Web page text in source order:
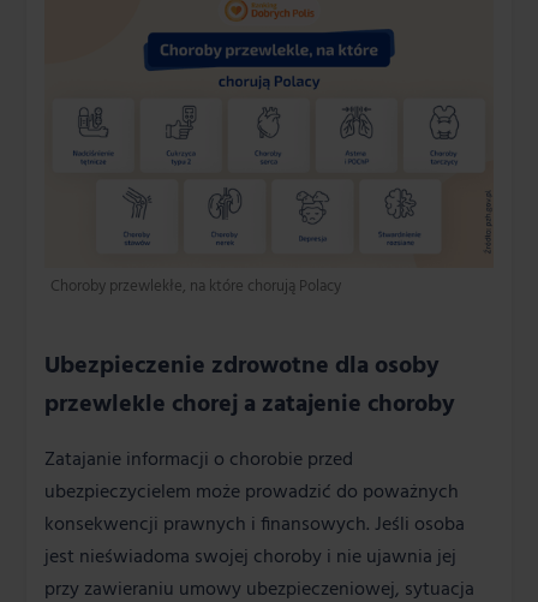
Choroby przewlekłe, na które chorują Polacy
Ubezpieczenie zdrowotne dla osoby
przewlekle chorej a zatajenie choroby
Zatajanie informacji o chorobie przed
ubezpieczycielem może prowadzić do poważnych
konsekwencji prawnych i finansowych. Jeśli osoba
jest nieświadoma swojej choroby i nie ujawnia jej
przy zawieraniu umowy ubezpieczeniowej, sytuacja